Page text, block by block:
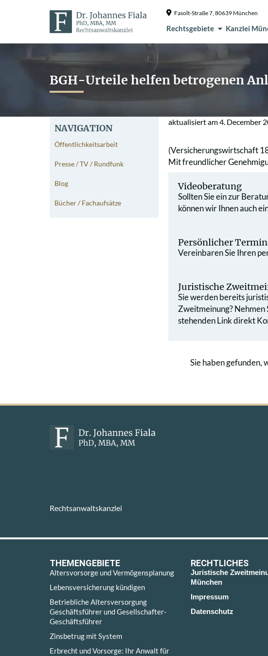
Fasolt-Straße 7, 80639 München
Rechtsgebiete Kanzlei
BGH-Urteile helfen betrogenen
NAVIGATION
Öffentlichkeitsarbeit
Presse / TV / Rundfunk
Blog
Bücher / Fachaufsätze
aktualisiert am4. December
(Versicherungswirtschaft
Mit freundlicher
Videoberatung
Sollten Sie ein zur
können wir Ihnen auch
Persönlicher Termin
Vereinbaren Sie Ihren
Juristische
Sie werden bereits
Zweit­meinung? Nehmen
stehenden Link direkt
Sie haben gefunden,
Rechtsanwaltskanzlei
THEMENGEBIETE
Altersvorsorge und Vermögensplanung
Lebensversicherung kündigen
Betriebliche Altersversorgung
Geschäftsführer und Gesellschafter-
Geschäftsführer
Zinsbetrug mit System
Erbrecht und Vorsorge: Ihr Anwalt für
RECHTLICHES
Juristische
München
Impressum
Datenschutz